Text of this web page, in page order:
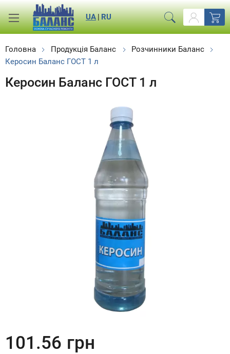
RU
|
UA
Головна Продукція Баланс
Розчинники Баланс
Керосин Баланс ГОСТ 1 л
Керосин Баланс ГОСТ 1 л
101.56 грн